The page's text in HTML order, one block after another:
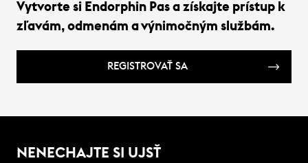
Vytvorte si Endorphin Pas a získajte prístup k
zľavám, odmenám a výnimočným službám.
REGISTROVAŤ SA
NENECHAJTE SI UJSŤ